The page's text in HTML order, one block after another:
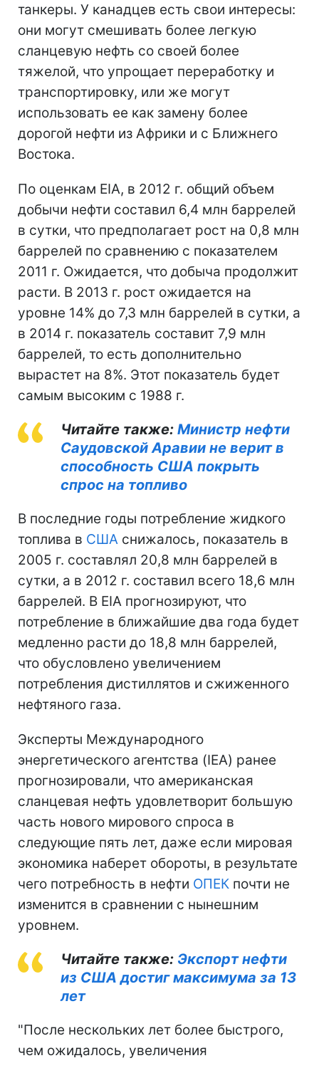
танкеры. У канадцев есть свои интересы:
они могут смешивать более легкую
сланцевую нефть со своей более
тяжелой, что упрощает переработку и
транспортировку, или же могут
использовать ее как замену более
дорогой нефти из Африки и с Ближнего
Востока.
По оценкам EIA, в 2012 г. общий объем
добычи нефти составил 6,4 млн баррелей
в сутки, что предполагает рост на 0,8 млн
баррелей по сравнению с показателем
2011 г. Ожидается, что добыча продолжит
расти. В 2013 г. рост ожидается на
уровне 14% до 7,3 млн баррелей в сутки, а
в 2014 г. показатель составит 7,9 млн
баррелей, то есть дополнительно
вырастет на 8%. Этот показатель будет
самым высоким с 1988 г.
Читайте также: Министр нефти
Саудовской Аравии не верит в
способность США покрыть
спрос на топливо
В последние годы потребление жидкого
топлива в США снижалось, показатель в
2005 г. составлял 20,8 млн баррелей в
сутки, а в 2012 г. составил всего 18,6 млн
баррелей. В EIA прогнозируют, что
потребление в ближайшие два года будет
медленно расти до 18,8 млн баррелей,
что обусловлено увеличением
потребления дистиллятов и сжиженного
нефтяного газа.
Эксперты Международного
энергетического агентства (IEA) ранее
прогнозировали, что американская
сланцевая нефть удовлетворит большую
часть нового мирового спроса в
следующие пять лет, даже если мировая
экономика наберет обороты, в результате
чего потребность в нефти ОПЕК почти не
изменится в сравнении с нынешним
уровнем.
Читайте также: Экспорт нефти
из США достиг максимума за 13
лет
"После нескольких лет более быстрого,
чем ожидалось, увеличения